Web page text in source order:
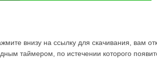
внизу на ссылку для скачивания, вам
таймером, по истечении которого